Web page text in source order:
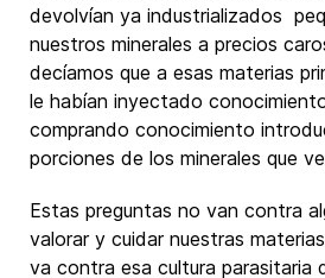
devolvían ya industrializados
nuestros minerales a precios
decíamos que a esas materias
le habían inyectado
comprando conocimiento
porciones de los minerales que
Estas preguntas no van contra
valorar y cuidar nuestras
va contra esa cultura parasitaria